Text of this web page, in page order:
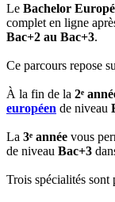
Le Bachelor
complet en ligne
Bac+2 au Bac+3.
Ce parcours repose
À la fin de la 2ᵉ
européen de niveau
La 3ᵉ année vous
de niveau Bac+3
Trois spécialités sont